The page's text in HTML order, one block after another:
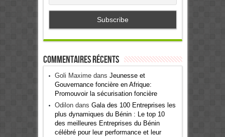
Commentaires récents
Goli Maximedans Jeunesse et
Gouvernance foncière en Afrique:
Promouvoir la sécurisation foncière
Odilondans Gala des 100 Entreprises les
plus dynamiques du Bénin : Le top 10
des meilleures Entreprises du Bénin
célébré pour leur performance et leur